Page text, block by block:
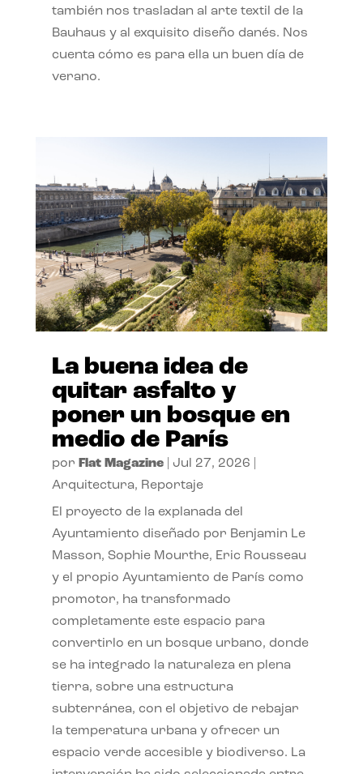
también nos trasladan al arte textil de la
Bauhaus y al exquisito diseño danés. Nos
cuenta cómo es para ella un buen día de
verano.
La buena idea de
quitar asfalto y
poner un bosque en
medio de París
por Flat Magazine| Jul 27, 2026
Arquitectura, Reportaje
El proyecto de la explanada del
Ayuntamiento diseñado por Benjamin Le
Masson, Sophie Mourthe, Eric Rousseau
y el propio Ayuntamiento de París como
promotor, ha transformado
completamente este espacio para
convertirlo en un bosque urbano, donde
se ha integrado la naturaleza en plena
tierra, sobre una estructura
subterránea, con el objetivo de rebajar
la temperatura urbana y ofrecer un
espacio verde accesible y biodiverso. La